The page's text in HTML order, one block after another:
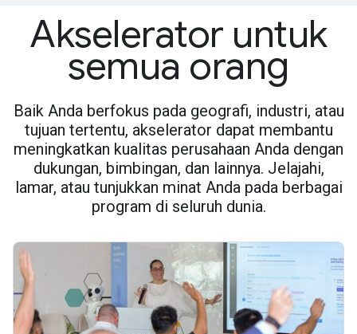
Akselerator untuk
semua orang
Baik Anda berfokus pada geografi, industri, atau
tujuan tertentu, akselerator dapat membantu
meningkatkan kualitas perusahaan Anda dengan
dukungan, bimbingan, dan lainnya. Jelajahi,
lamar, atau tunjukkan minat Anda pada berbagai
program di seluruh dunia.